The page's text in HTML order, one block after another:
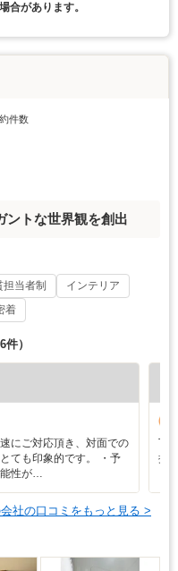
合があります。
件数
トな世界観を創出
担当者制
インテリア
着
6件）
にご対応頂き、対面での
ても印象的です。 ・予
能性が…
丁
抜
社の口コミをもっと見る >